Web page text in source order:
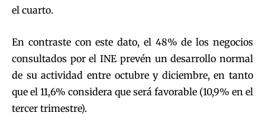
el cuarto.
En contraste con este dato, el 48% de los negocios
consultados por el INE prevén un desarrollo normal
de su actividad entre octubre y diciembre, en tanto
que el 11,6% considera que será favorable (10,9% en el
tercer trimestre).